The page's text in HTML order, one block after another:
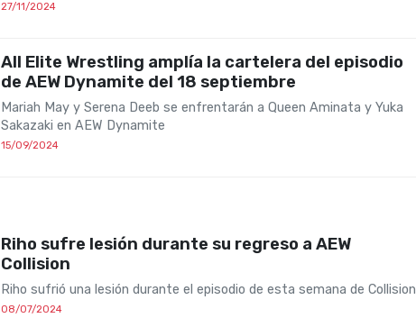
27/11/2024
All Elite Wrestling amplía la cartelera del episodio
de AEW Dynamite del 18 septiembre
Mariah May y Serena Deeb se enfrentarán a Queen Aminata y Yuka
Sakazaki en AEW Dynamite
15/09/2024
Riho sufre lesión durante su regreso a AEW
Collision
Riho sufrió una lesión durante el episodio de esta semana de Collision
08/07/2024